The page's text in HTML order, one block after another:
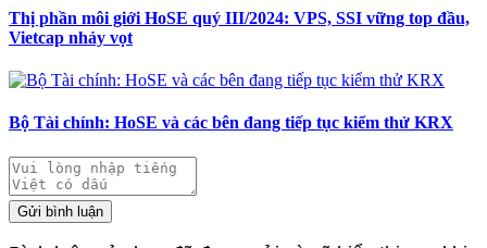
Thị phần môi giới HoSE quý III/2024: VPS, SSI vững top đầu,
Vietcap nhảy vọt
Bộ Tài chính: HoSE và các bên đang tiếp tục kiểm thử KRX
Gửi bình luận